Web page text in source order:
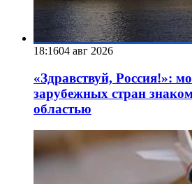
18:1604 авг 2026
«Здравствуй, Россия!»:
зарубежных стран
областью